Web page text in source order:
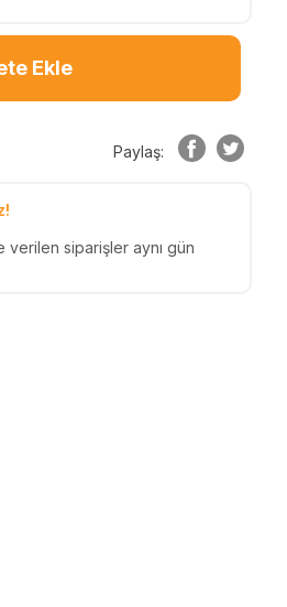
Ekle
Paylaş:
siparişler aynı gün